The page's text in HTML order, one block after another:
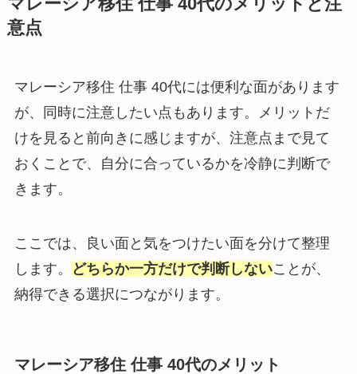
意点
マレーシア移住 仕事 40代には便利な面があります
が、同時に注意したい点もあります。メリットだ
けを見ると前向きに感じますが、注意点まで見て
おくことで、自分に合っているかを冷静に判断で
きます。
ここでは、良い面と気をつけたい面を分けて整理
します。
どちらか一方だけで判断しないことが、
納得できる選択につながります。
マレーシア移住 仕事 40代のメリット